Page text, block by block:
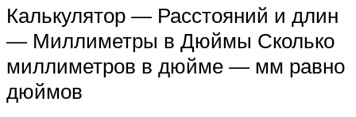
Калькулятор — Расстояний и длин
— Миллиметры в Дюймы Сколько
миллиметров в дюйме — мм равно
дюймов